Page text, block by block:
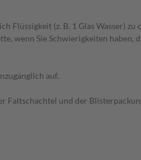
Flüssigkeit (z. B. 1 Glas Wasser)
wenn Sie Schwierigkeiten haben,
auf.
Faltschachtel und der